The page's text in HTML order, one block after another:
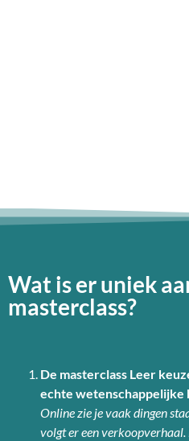
Wat is er uniek
masterclass?
De masterclass Leer
echte wetenschappelijke
Online zie je vaak dingen
volgt er een